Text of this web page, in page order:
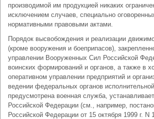
производимой им продукцией никаких
исключением случаев, специально
нормативными правовыми актами.
Порядок высвобождения и реализации
(кроме вооружения и боеприпасов),
управлении Вооруженных Сил Российской
воинских формирований и органов, а также в
оперативном управлении предприятий и
ведении федеральных органов
предусмотрена военная служба,
Российской Федерации (см., например,
Российской Федерации от 15 октября 1999 г. N